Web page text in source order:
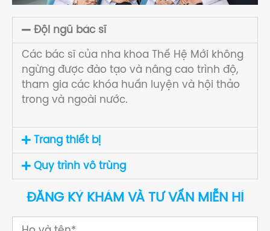
Đội ngũ bác sĩ
Các bác sĩ của nha khoa Thế Hệ Mới không
ngừng được đào tạo và nâng cao trình độ,
tham gia các khóa huấn luyện và hội thảo
trong và ngoài nước.
Trang thiết bị
Quy trình vô trùng
ĐĂNG KÝ KHÁM VÀ TƯ VẤN MIỄN HÍ